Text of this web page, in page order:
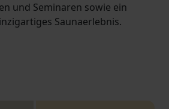
und Seminaren sowie ein
Saunaerlebnis.